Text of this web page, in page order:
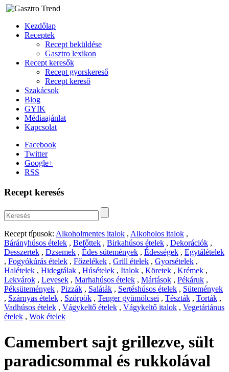
Kezdőlap
Receptek
Recept beküldése
Gasztro lexikon
Recept keresők
Recept gyorskereső
Recept kereső
Szakácsok
Blog
GYIK
Médiaajánlat
Kapcsolat
Facebook
Twitter
Google+
RSS
Recept keresés
Recept típusok: Alkoholmentes italok , Alkoholos italok ,
Bárányhúsos ételek , Befőttek , Birkahúsos ételek , Dekorációk ,
Desszertek , Dzsemek , Édes sütemények , Édességek , Egytálételek
, Fogyókúrás ételek , Főzelékek , Grill ételek , Gyorsételek ,
Halételek , Hidegtálak , Húsételek , Italok , Köretek , Krémek ,
Lekvárok , Levesek , Marhahúsos ételek , Mártások , Pékáruk ,
Péksütemények , Pizzák , Saláták , Sertéshúsos ételek , Sütemények
, Szárnyas ételek , Szörpök , Tenger gyümölcsei , Tészták , Torták ,
Vadhúsos ételek , Vágykeltő ételek , Vágykeltő italok , Vegetáriánus
ételek , Wok ételek
Camembert sajt grillezve, sült
paradicsommal és rukkolával